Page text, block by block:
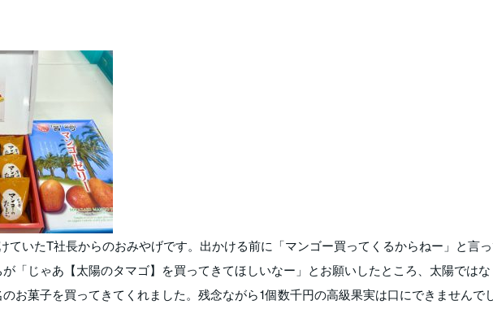
ていたT社長からのおみやげです。出かける前に「マンゴー買ってくるからねー」と言
「じゃあ【太陽のタマゴ】を買ってきてほしいなー」とお願いしたところ、太陽では
お菓子を買ってきてくれました。残念ながら1個数千円の高級果実は口にできませんでし